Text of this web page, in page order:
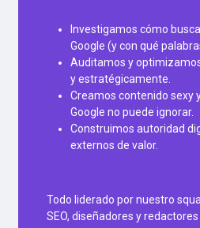
Investigamos cómo
Google (y con qué
Auditamos y
y estratégicamente.
Creamos contenido sexy
Google no puede ignorar.
Construimos autoridad
externos de valor.
Todo liderado por nuestro
SEO, diseñadores y